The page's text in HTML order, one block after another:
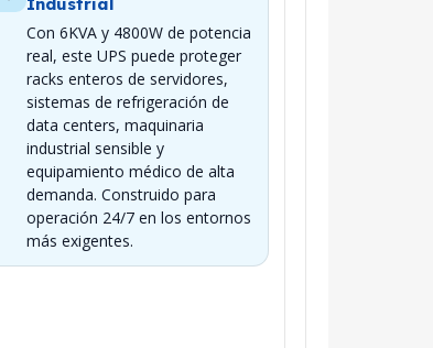
Industrial
Con 6KVA y 4800W de potencia
real, este UPS puede proteger
racks enteros de servidores,
sistemas de refrigeración de
data centers, maquinaria
industrial sensible y
equipamiento médico de alta
demanda. Construido para
operación 24/7 en los entornos
más exigentes.